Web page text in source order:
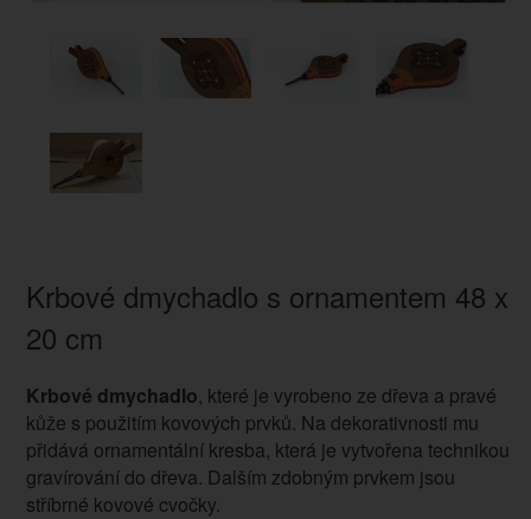
Krbové dmychadlo s ornamentem 48 x
20 cm
Krbové dmychadlo, které je vyrobeno ze dřeva a pravé
kůže s použitím kovových prvků. Na dekorativnosti mu
přidává ornamentální kresba, která je vytvořena technikou
gravírování do dřeva. Dalším zdobným prvkem jsou
stříbrné kovové cvočky.